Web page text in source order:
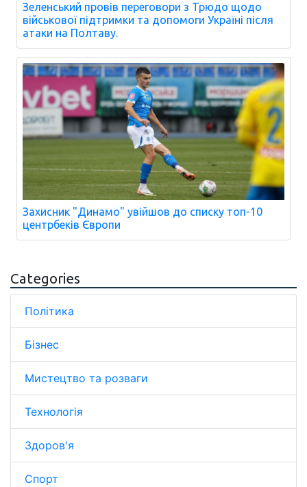
Зеленський провів переговори з Трюдо щодо
військової підтримки та допомоги Україні після
атаки на Полтаву.
Захисник "Динамо" увійшов до списку топ-10
центрбеків Європи
Categories
Політика
Бізнес
Мистецтво та розваги
Технологія
Здоров'я
Спорт